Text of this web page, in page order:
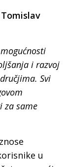
i razvoj
Svi
za same
u